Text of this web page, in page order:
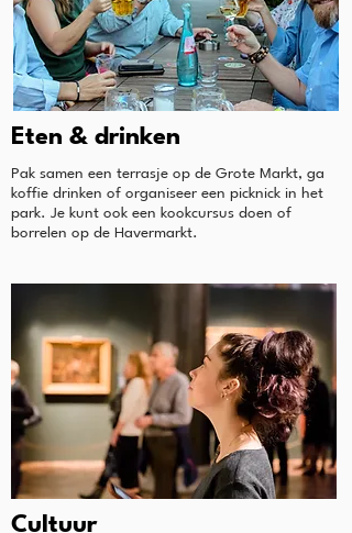
Eten & drinken
Pak samen een terrasje op de Grote Markt, ga
koffie drinken of organiseer een picknick in het
park. Je kunt ook een kookcursus doen of
borrelen op de Havermarkt.
Cultuur